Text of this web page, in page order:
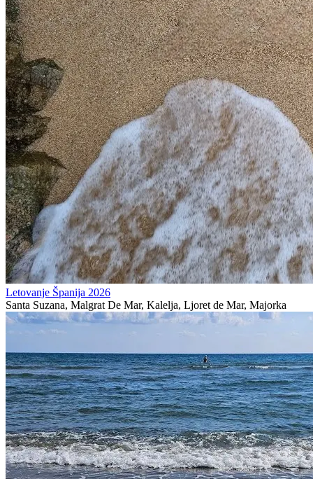
Letovanje Španija 2026
Santa Suzana, Malgrat De Mar, Kalelja, Ljoret de Mar, Majorka